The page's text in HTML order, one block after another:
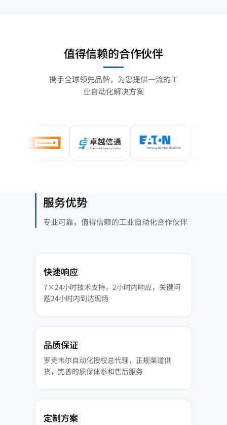
值得信赖的合作伙伴
携手全球领先品牌，为您提供一流的工
业自动化解决方案
服务优势
专业可靠，值得信赖的工业自动化合作伙伴
快速响应
7×24小时技术支持，2小时内响应，关键问
题24小时内到达现场
品质保证
罗克韦尔自动化授权总代理，正规渠道供
货，完善的质保体系和售后服务
定制方案